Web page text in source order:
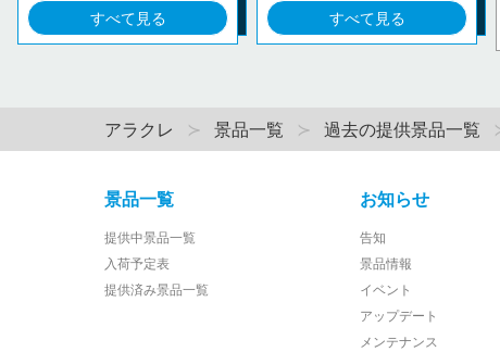
すべて見る すべて見る
アラクレ 景品一覧 過去の提供景品一覧
景品一覧
提供中景品一覧
入荷予定表
提供済み景品一覧
お知らせ
告知
景品情報
イベント
アップデート
メンテナンス